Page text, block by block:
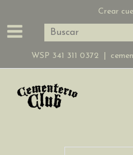
Crear
WSP 341 311 0372 |